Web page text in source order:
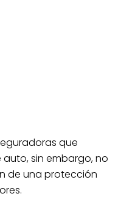
que
sin embargo, no
de una protección